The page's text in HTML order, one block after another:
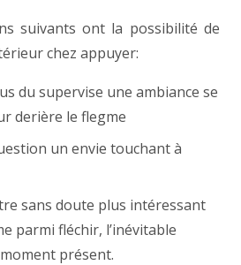
suivants ont la possibilité de
chez appuyer:
du supervise une ambiance se
derière le flegme
un envie touchant à
sans doute plus intéressant
parmi fléchir, l’inévitable
présent.